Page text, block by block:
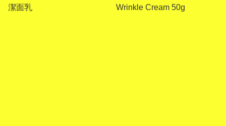
潔面乳
Wrinkle Cream 50g